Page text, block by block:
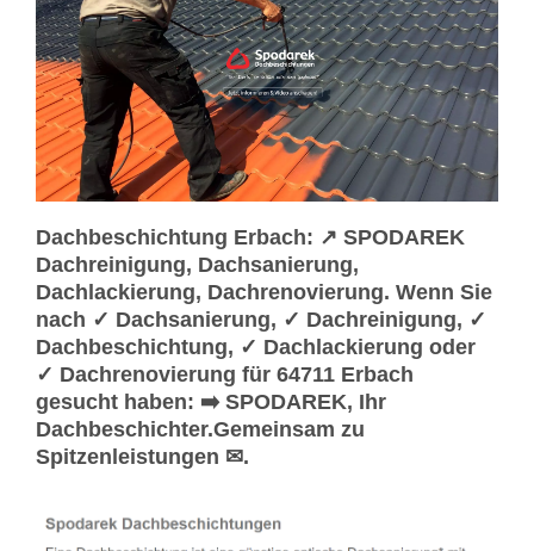
Dachbeschichtung Erbach: ↗️ SPODAREK
Dachreinigung, Dachsanierung,
Dachlackierung, Dachrenovierung. Wenn Sie
nach ✓ Dachsanierung, ✓ Dachreinigung, ✓
Dachbeschichtung, ✓ Dachlackierung oder
✓ Dachrenovierung für 64711 Erbach
gesucht haben: ➡️ SPODAREK, Ihr
Dachbeschichter.Gemeinsam zu
Spitzenleistungen ✉.